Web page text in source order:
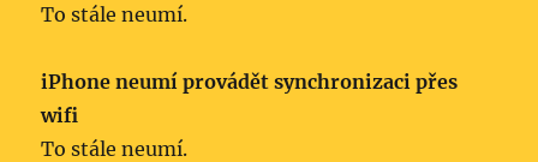
To stále neumí.
iPhone neumí provádět synchronizaci přes
wifi
To stále neumí.